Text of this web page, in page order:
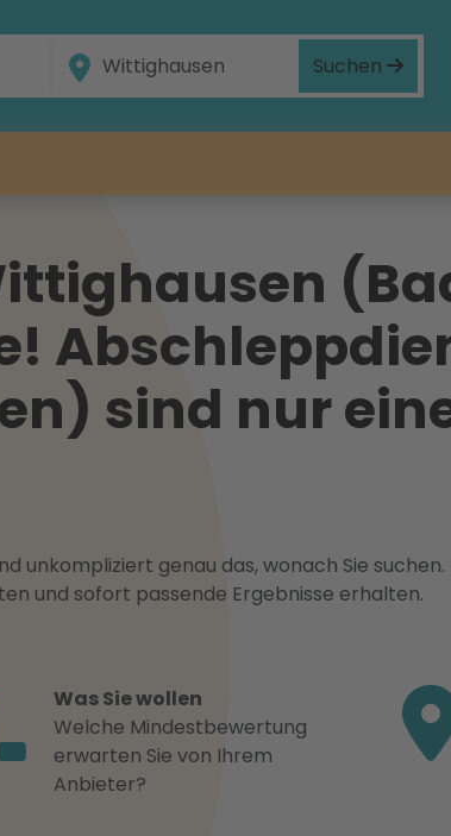
Suchen
sind nur
unkompliziert genau das, wonach Sie
und sofort passende Ergebnisse erhalten.
Was Sie wollen
Welche Mindestbewertung
erwarten Sie von Ihrem
Anbieter?